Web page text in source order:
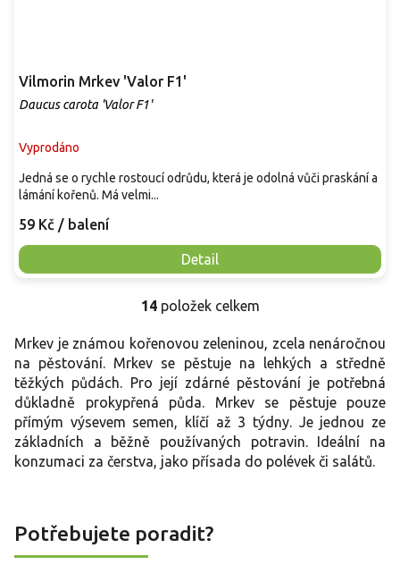
Vilmorin Mrkev 'Valor F1'
Daucus carota 'Valor F1'
Vyprodáno
59 Kč / balení
Detail
Jedná se o rychle rostoucí odrůdu, která je odolná vůči praskání a
lámání kořenů. Má velmi...
O
á
d
a
c
í
p
r
v
14položek celkem
Mrkev je známou kořenovou zeleninou, zcela nenáročnou
na pěstování. Mrkev se pěstuje na lehkých a středně
těžkých půdách. Pro její zdárné pěstování je potřebná
důkladně prokypřená půda. Mrkev se pěstuje pouze
přímým výsevem semen, klíčí až 3 týdny. Je jednou ze
základních a běžně používaných potravin. Ideální na
konzumaci za čerstva, jako přísada do polévek či salátů.
Potřebujete poradit?